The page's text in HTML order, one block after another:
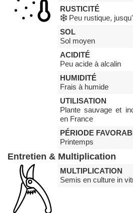
RUSTICITÉ
Peu rustique,
SOL
Sol moyen
ACIDITÉ
Peu acide à alcalin
HUMIDITÉ
Frais à humide
UTILISATION
Plante sauvage et
en France
PÉRIODE
Printemps
Entretien & Multiplication
MULTIPLICATION
Semis en culture in